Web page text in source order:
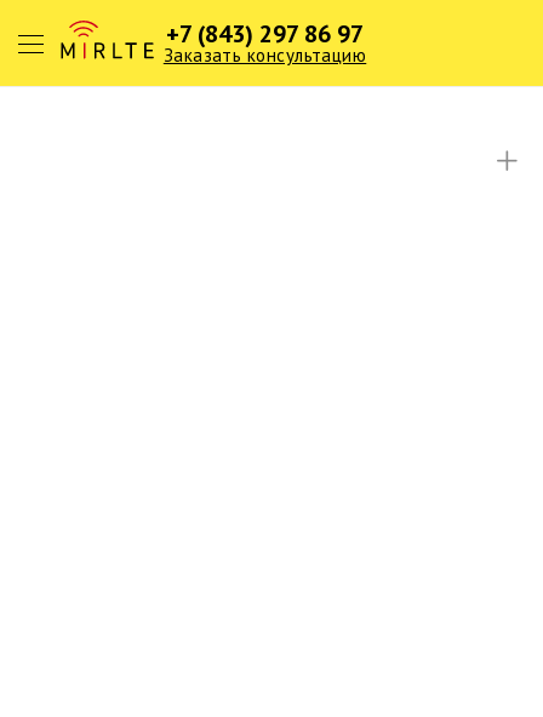
+7 (843) 297 86 97
Заказать консультацию